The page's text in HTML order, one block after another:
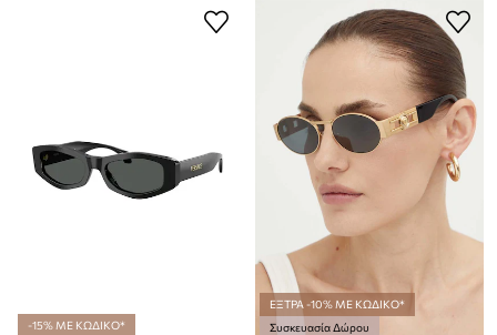
-15% ΜΕ ΚΩΔΙΚΟ*
ΕΞΤΡΑ -10% ΜΕ ΚΩΔΙΚΟ*
Συσκευασία Δώρου